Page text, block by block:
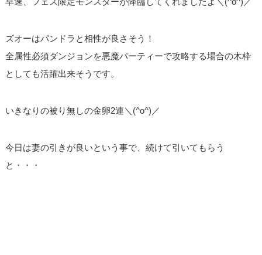
ズオーはパンドラと相性が良さそう！
全属性必須ダンジョンを悪魔パーティーで攻略する場合の木枠
としても活躍出来そうです。
いきなりの被り無しの金卵2連＼(^o^)／
今日は妻の引きが良いという事で、続けて引いてもらう
と・・・